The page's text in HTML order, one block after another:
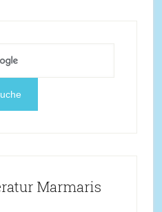
Marmaris